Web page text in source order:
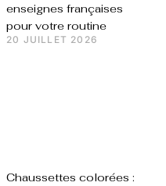
enseignes françaises
pour votre routine
20 JUILLET 2026
Chaussettes colorées :